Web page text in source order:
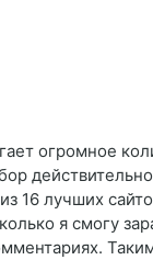
огромное
16 лучших
я смогу